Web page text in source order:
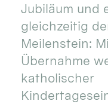
Jubiläum und
gleichzeitig
Meilenstein:
Übernahme
katholischer